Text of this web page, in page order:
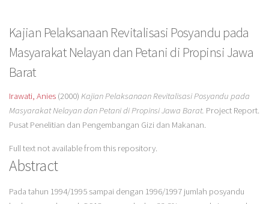
Kajian Pelaksanaan Revitalisasi Posyandu pada
Masyarakat Nelayan dan Petani di Propinsi Jawa
Barat
Irawati, Anies(2000) Kajian Pelaksanaan Revitalisasi Posyandu pada
Masyarakat Nelayan dan Petani di Propinsi Jawa Barat. Project Report.
Pusat Penelitian dan Pengembangan Gizi dan Makanan.
Full text not available from this repository.
Abstract
Pada tahun 1994/1995 sampai dengan 1996/1997 jumlah posyandu